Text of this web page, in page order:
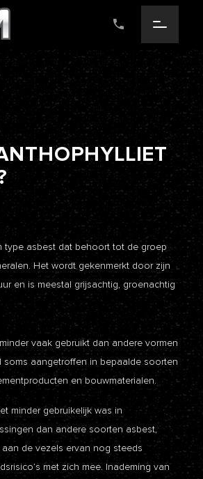
type asbest dat behoort tot de groep
Het wordt gekenmerkt door zijn
en is meestal grijsachtig, groenachtig
vaak gebruikt dan andere vormen
soms aangetroffen in bepaalde soorten
en bouwmaterialen.
minder gebruikelijk was in
dan andere soorten asbest,
de vezels ervan nog steeds
met zich mee. Inademing van